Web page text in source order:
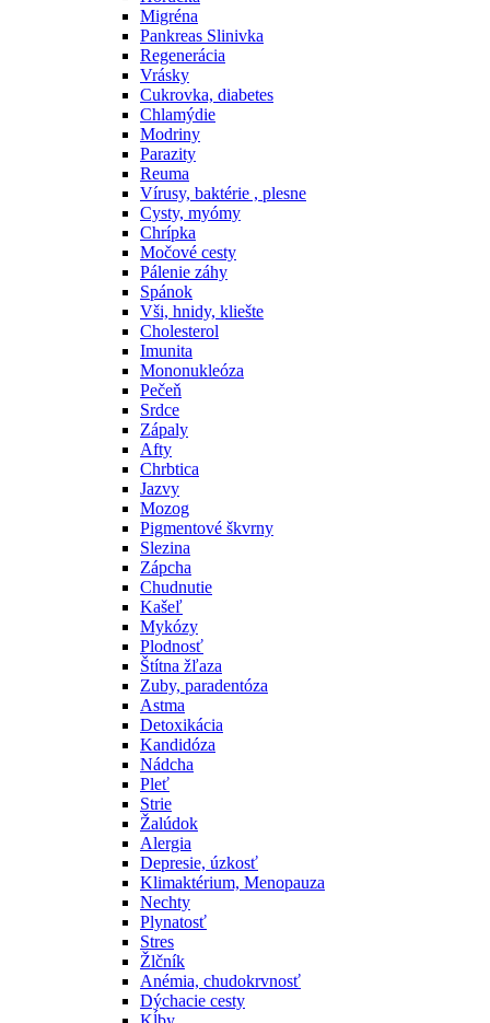
Migréna
Pankreas Slinivka
Regenerácia
Vrásky
Cukrovka, diabetes
Chlamýdie
Modriny
Parazity
Reuma
Vírusy, baktérie , plesne
Cysty, myómy
Chrípka
Močové cesty
Pálenie záhy
Spánok
Vši, hnidy, kliešte
Cholesterol
Imunita
Mononukleóza
Pečeň
Srdce
Zápaly
Afty
Chrbtica
Jazvy
Mozog
Pigmentové škvrny
Slezina
Zápcha
Chudnutie
Kašeľ
Mykózy
Plodnosť
Štítna žľaza
Zuby, paradentóza
Astma
Detoxikácia
Kandidóza
Nádcha
Pleť
Strie
Žalúdok
Alergia
Depresie, úzkosť
Klimaktérium, Menopauza
Nechty
Plynatosť
Stres
Žlčník
Anémia, chudokrvnosť
Dýchacie cesty